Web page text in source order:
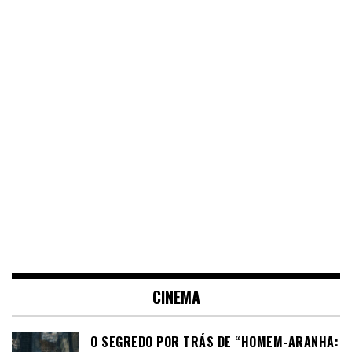
CINEMA
O SEGREDO POR TRÁS DE “HOMEM-ARANHA: